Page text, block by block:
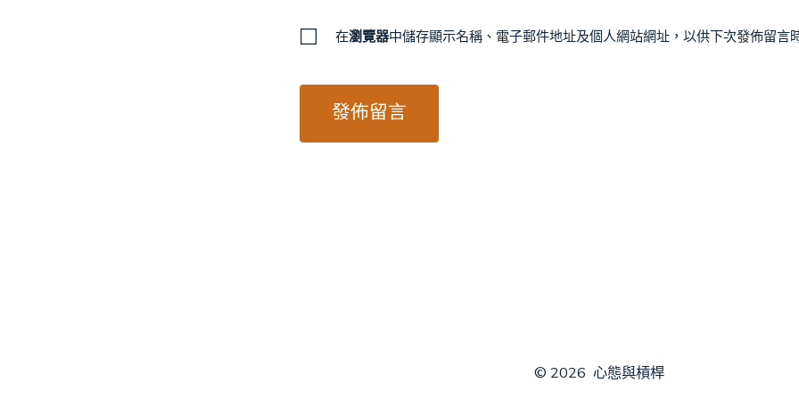
在瀏覽器中儲存顯示名稱、電子郵件地址及個人網站網址，以供下次發佈留言
© 2026 心態與槓桿